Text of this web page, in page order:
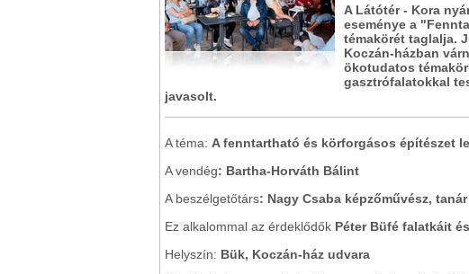
A Látótér - Kora
eseménye a
témakörét taglalja.
Koczán-házban
ökotudatos
gasztrófalatokkal
javasolt.
A téma: A fenntartható és körforgásos építészet
A vendég: Bartha-Horváth Bálint
A beszélgetőtárs: Nagy Csaba képzőművész, tanár
Ez alkalommal az érdeklődők Péter Büfé falatkáit
Helyszín: Bük, Koczán-ház udvara